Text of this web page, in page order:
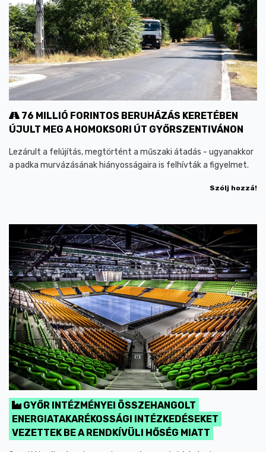
76 MILLIÓ FORINTOS BERUHÁZÁS KERETÉBEN
ÚJULT MEG A HOMOKSORI ÚT GYŐRSZENTIVÁNON
Lezárult a felújítás, megtörtént a műszaki átadás - ugyanakkor
a padka murvázásának hiányosságaira is felhívták a figyelmet.
Szólj hozzá!
GYŐR INTÉZMÉNYEI ÖSSZEHANGOLT
ENERGIATAKARÉKOSSÁGI INTÉZKEDÉSEKET
VEZETTEK BE A RENDKÍVÜLI HŐSÉG MIATT